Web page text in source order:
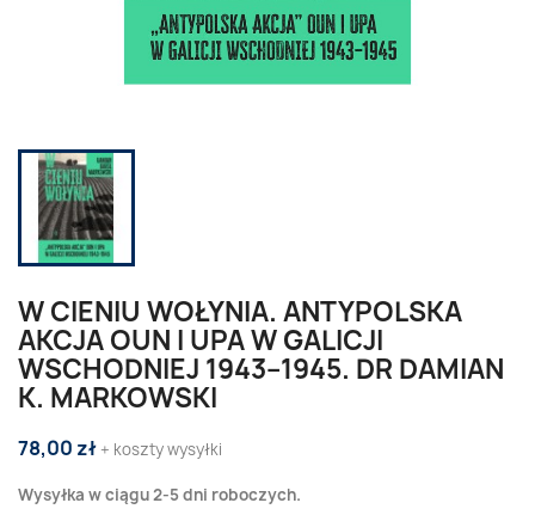
W CIENIU WOŁYNIA. ANTYPOLSKA
AKCJA OUN I UPA W GALICJI
WSCHODNIEJ 1943–1945. DR DAMIAN
K. MARKOWSKI
78,00 zł + koszty wysyłki
Wysyłka w ciągu 2-5 dni roboczych.